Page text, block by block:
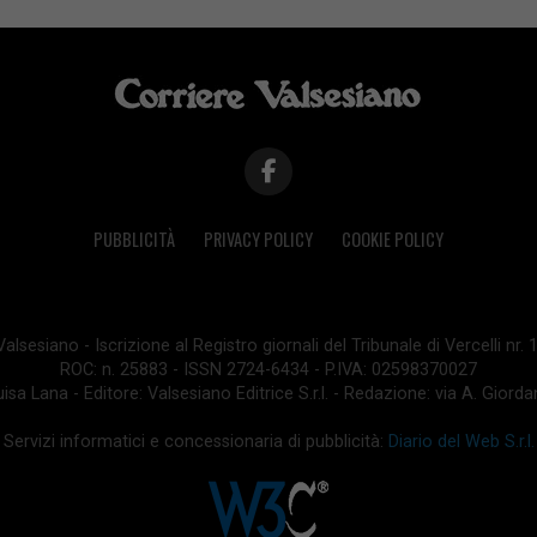
PUBBLICITÀ PRIVACY POLICY COOKIE POLICY
- Iscrizione al Registro giornali del Tribunale di Vercelli nr.
ROC: n. 25883 - ISSN 2724-6434 - P.IVA: 02598370027
Lana - Editore: Valsesiano Editrice S.r.l. - Redazione: via A.
Servizi informatici e concessionaria di pubblicità: Diario del Web S.r.l.